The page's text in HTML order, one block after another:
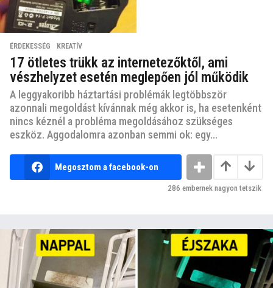
ÉRDEKESSÉG ,KREATÍV
17 ötletes trükk az internetezőktől, ami
vészhelyzet esetén meglepően jól működik
A leggyakoribb háztartási problémák legtöbbször
azonnali megoldást kívánnak még akkor is, ha esetenként
nincs kéznél a probléma megoldásához szükséges
eszköz. Aggodalomra azonban semmi ok: egy...
Megosztom a facebook-on
286 embernek nagyon tetszik